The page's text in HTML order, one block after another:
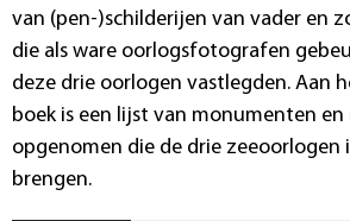
van (pen-)schilderijen van vader en
die als ware oorlogsfotografen
deze drie oorlogen vastlegden. Aan
boek is een lijst van monumenten en
opgenomen die de drie zeeoorlogen
brengen.